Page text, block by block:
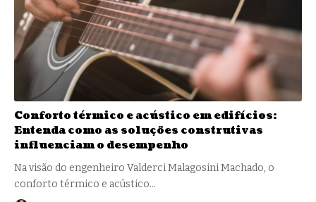
Conforto térmico e acústico em edifícios:
Entenda como as soluções construtivas
influenciam o desempenho
Na visão do engenheiro Valderci Malagosini Machado, o
conforto térmico e acústico…